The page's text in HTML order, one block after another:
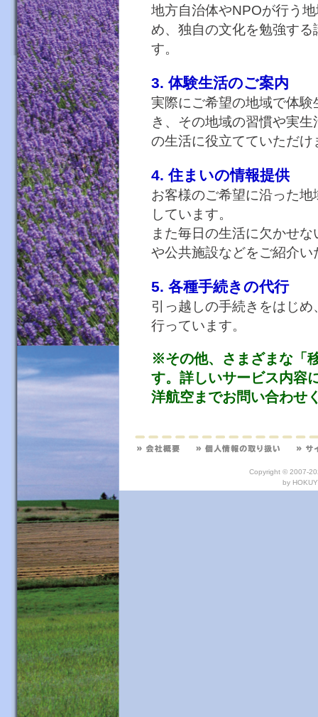
地方自治体やNPOが行う
め、独自の文化を勉強す
す。
3. 体験生活のご案内
実際にご希望の地域で体
き、その地域の習慣や実
の生活に役立てていただけ
4. 住まいの情報提供
お客様のご希望に沿った
しています。
また毎日の生活に欠かせ
や公共施設などをご紹介い
5. 各種手続きの代行
引っ越しの手続きをはじ
行っています。
※その他、さまざまな「
す。詳しいサービス内容
洋航空までお問い合わせ
Copyright © 2007-
by